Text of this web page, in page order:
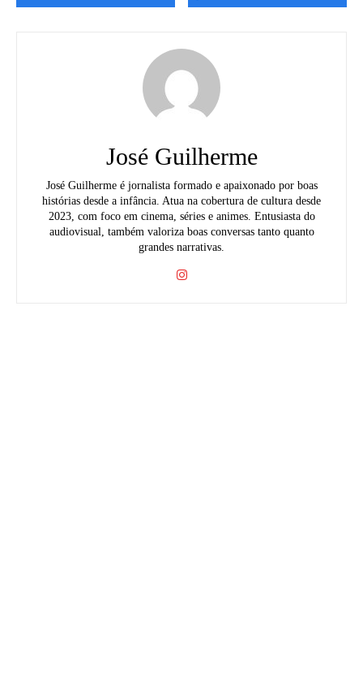
José Guilherme
José Guilherme é jornalista formado e apaixonado por boas
histórias desde a infância. Atua na cobertura de cultura desde
2023, com foco em cinema, séries e animes. Entusiasta do
audiovisual, também valoriza boas conversas tanto quanto
grandes narrativas.